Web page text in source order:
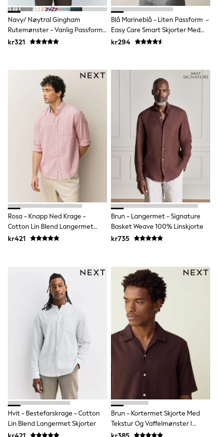
Sun Safe Swimwear
Sun Hats & Caps
All Occasionwear
Communion
Wedding
Shoes
Suit Jackets
Suit Trousers
Waistcoats
Ties
Pyjamas & Underwear
Underwear
New In
Pyjamas
Robes
Socks
Blanket Hoodies
All Accessories
New In
Bags
Hats
Denim Jackets
Raincoats
Waterproof
Gilets
Fleeces
Teddy Borg
Puffers
Snowsuits
Shop All
Minecraft
Spider Man
Marvel
Pokemon
All Boys Sportswear
New In
Trainers
Hoodies & Sweatshirts
T-Shirts & Polo Shirts
Jackets
Joggers & Shorts
Tracksuits
Navy/ Nøytral Gingham
Rutemønster - Vanlig Passform -
Easy Iron Button Down
kr321
Blå Marineblå - Liten Passform -
Easy Care Smart Skjorter Med
Enkel Mansjett
kr294
Rosa - Knapp Ned Krage -
Cotton Lin Blend Langermet
Skjorter
kr421
Brun - Langermet - Signature
Basket Weave 100% Linskjorte
kr735
Hvit - Bestefarskrage - Cotton
Lin Blend Langermet Skjorter
Brun - Kortermet Skjorte Med
Tekstur Og Vaffelmønster I
Vanlig Passform